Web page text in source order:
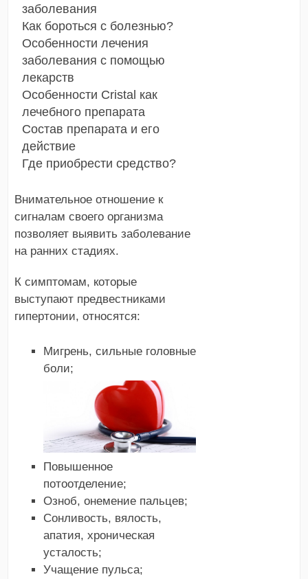
заболевания
Как бороться с болезнью?
Особенности лечения
заболевания с помощью
лекарств
Особенности Cristal как
лечебного препарата
Состав препарата и его
действие
Где приобрести средство?
Внимательное отношение к
сигналам своего организма
позволяет выявить заболевание
на ранних стадиях.
К симптомам, которые
выступают предвестниками
гипертонии, относятся:
Мигрень, сильные головные
боли;
Повышенное
потоотделение;
Озноб, онемение пальцев;
Сонливость, вялость,
апатия, хроническая
усталость;
Учащение пульса;